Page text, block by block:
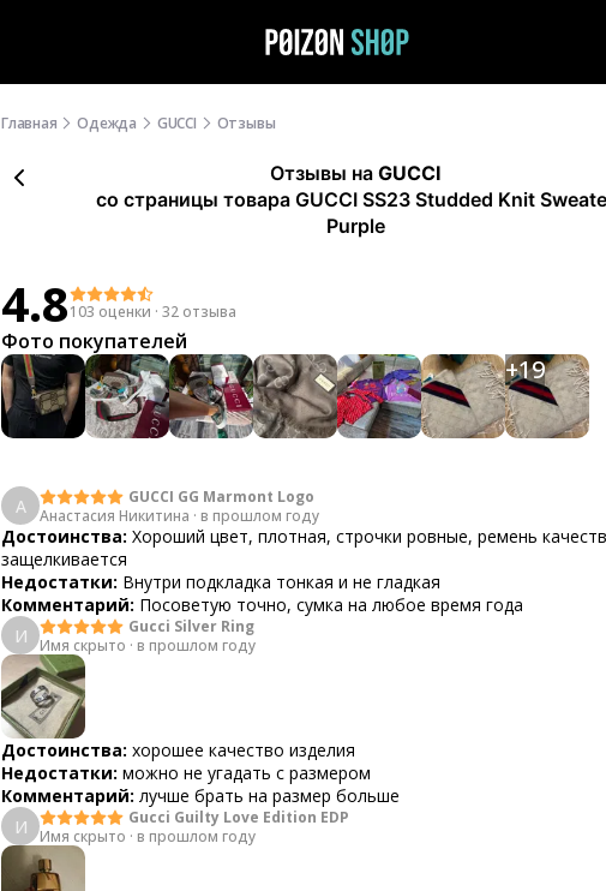
Главная Одежда GUCCI Отзывы
Отзывы на GUCCI
со страницы товара GUCCI SS23 Studded Knit
Purple
4.8103 оценки · 32 отзыва
Фото покупателей
+19
А
GUCCI GG Marmont Logo
Анастасия Никитина · в прошлом году
Достоинства: Хороший цвет, плотная, строчки ровные, ремень
защелкивается
Недостатки: Внутри подкладка тонкая и не гладкая
Комментарий: Посоветую точно, сумка на любое время года
И
Gucci Silver Ring
Имя скрыто · в прошлом году
Достоинства: хорошее качество изделия
Недостатки: можно не угадать с размером
Комментарий: лучше брать на размер больше
И
Gucci Guilty Love Edition EDP
Имя скрыто · в прошлом году